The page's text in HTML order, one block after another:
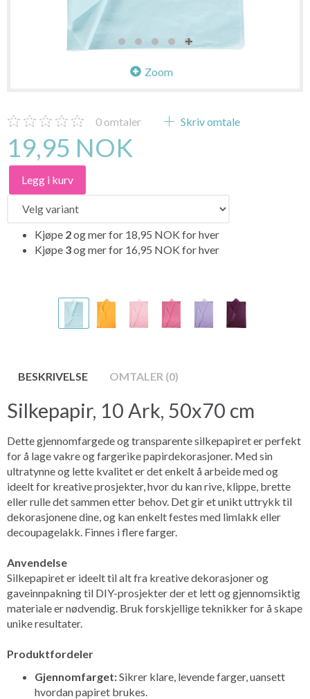
Zoom
0 omtaler Skriv omtale
19,95 NOK
Legg i kurv
Kjøpe 2og mer for 18,95 NOK for hver
Kjøpe 3og mer for 16,95 NOK for hver
BESKRIVELSE OMTALER (0)
Silkepapir, 10 Ark, 50x70 cm
Dette gjennomfargede og transparente silkepapiret er perfekt
for å lage vakre og fargerike papirdekorasjoner. Med sin
ultratynne og lette kvalitet er det enkelt å arbeide med og
ideelt for kreative prosjekter, hvor du kan rive, klippe, brette
eller rulle det sammen etter behov. Det gir et unikt uttrykk til
dekorasjonene dine, og kan enkelt festes med limlakk eller
decoupagelakk. Finnes i flere farger.
Anvendelse
Silkepapiret er ideelt til alt fra kreative dekorasjoner og
gaveinnpakning til DIY-prosjekter der et lett og gjennomsiktig
materiale er nødvendig. Bruk forskjellige teknikker for å skape
unike resultater.
Produktfordeler
Gjennomfarget:Sikrer klare, levende farger, uansett
hvordan papiret brukes.